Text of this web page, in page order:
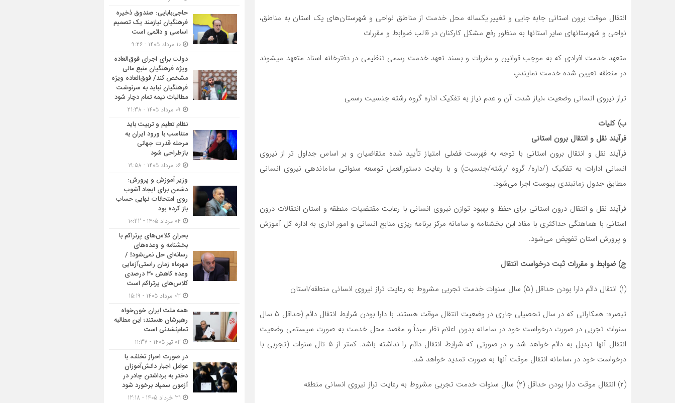
انتقال موقت برون استانی جابه جایی و تغییر یکساله محل خدمت از مناطق نواحی و شهرستان‌های یک استان به مناطق،
نواحی و شهرستانهای سایر استانها به منظور رفع مشکل کارکنان در قالب ضوابط و مقررات
متعهد خدمت افرادی که به موجب قوانین و مقررات و بسند تعهد خدمت رسمی تنظیمی در دفترخانه اسناد متعهد میشوند
در منطقه تعیین شده خدمت نمایندپ
تراز نیروی انسانی وضعیت ،نیاز شدت آن و عدم نیاز به تفکیک اداره گروه رشته جنسیت رسمی
ب) کلیات
فرآیند نقل و انتقال برون استانی
فرآیند نقل و انتقال برون استانی با توجه به فهرست فضلی امتیاز تأیید شده متقاضیان و بر اساس جداول تر از نیروی
انسانی ادارات به تفکیک (/داره/ گروه /رشته/جنسیت) و با رعایت دستورالعمل توسعه سنواتی ساماندهی نیروی انسانی
مطابق جدول زمانبندی پیوست اجرا می‌شود.
فرآیند نقل و انتقال درون استانی برای حفظ و بهبود توازن نیروی انسانی با رعایت مقتضیات منطقه و استان انتقالات درون
استانی با هماهنگی حداکثری با مفاد این بخشنامه و سامانه مرکز برنامه ریزی منابع انسانی و امور اداری به اداره کل آموزش
و پرورش استان تفویض می‌شود.
ج) ضوابط و مقررات ثبت درخواست انتقال
(۱) انتقال دائم دارا بودن حداقل (۵) سال سنوات خدمت تجربی مشروط به رعایت تراز نیروی انسانی منطقه/استان
تبصره: همکارانی که در سال تحصیلی جاری در وضعیت انتقال موقت هستند با دارا بودن شرایط انتقال دائم (حداقل ۵ سال
سنوات تجربی در صورت درخواست خود در سامانه بدون اعلام نظر مبدأ و مقصد محل خدمت به صورت سیستمی وضعیت
انتقال آنها تبدیل به دائم خواهد شد و در صورتی که شرایط انتقال دائم را نداشته باشد. کمتر از ۵ تال سنوات (تجربی با
درخواست خود در ،سامانه انتقال موقت آنها به صورت تمدید خواهد شد.
(۲) انتقال موقت دارا بودن حداقل (۲) سال سنوات خدمت تجربی مشروط به رعایت تراز نیروی انسانی منطقه
حاجی‌بابایی: صندوق ذخیره
فرهنگیان نیازمند یک تصمیم
اساسی و دائمی است
دولت برای اجرای فوق‌العاده
ویژه فرهنگیان منبع مالی
مشخص کند/ فوق‌العاده ویژه
فرهنگیان نباید به سرنوشت
مطالبات نیمه‌ تمام دچار شود
نظام تعلیم و تربیت باید
متناسب با ورود ایران به
مرحله قدرت جهانی
بازطراحی شود
وزیر آموزش و پرورش:
دشمن برای ایجاد آشوب
روی امتحانات نهایی حساب
باز کرده بود
بحران کلاس‌های پرتراکم با
بخشنامه و وعده‌های
رسانه‌ای حل نمی‌شود! /
مهرماه زمان راستی‌آزمایی
وعده کاهش ۳۰ درصدی
کلاس‌های پرتراکم است
همه ملت ایران خون‌خواه
رهبرشان هستند؛ این مطالبه
تمام‌نشدنی است
در صورت احراز تخلف، با
عوامل اجبار دانش‌آموزان
دختر به برداشتن چادر در
آزمون سمپاد برخورد شود